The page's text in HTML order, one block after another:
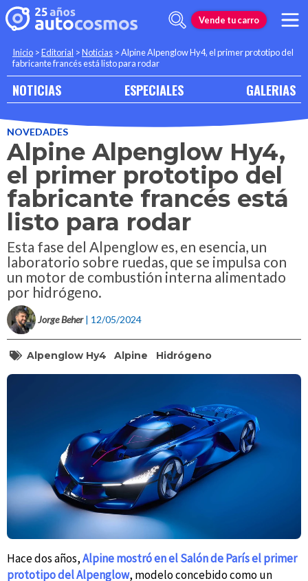
Vende tu carro
Inicio >Editorial >Noticias >Alpine Alpenglow Hy4, el primer prototipo del
fabricante francés está listo para rodar
NOTICIAS ESPECIALES GALERIAS
NOVEDADES
Alpine Alpenglow Hy4,
el primer prototipo del
fabricante francés está
listo para rodar
Esta fase del Alpenglow es, en esencia, un
laboratorio sobre ruedas, que se impulsa con
un motor de combustión interna alimentado
por hidrógeno.
Jorge Beher | 12/05/2024
Alpenglow Hy4 Alpine Hidrógeno
Hace dos años,Alpine mostró en el Salón de París el primer
prototipo del Alpenglow, modelo concebido como un